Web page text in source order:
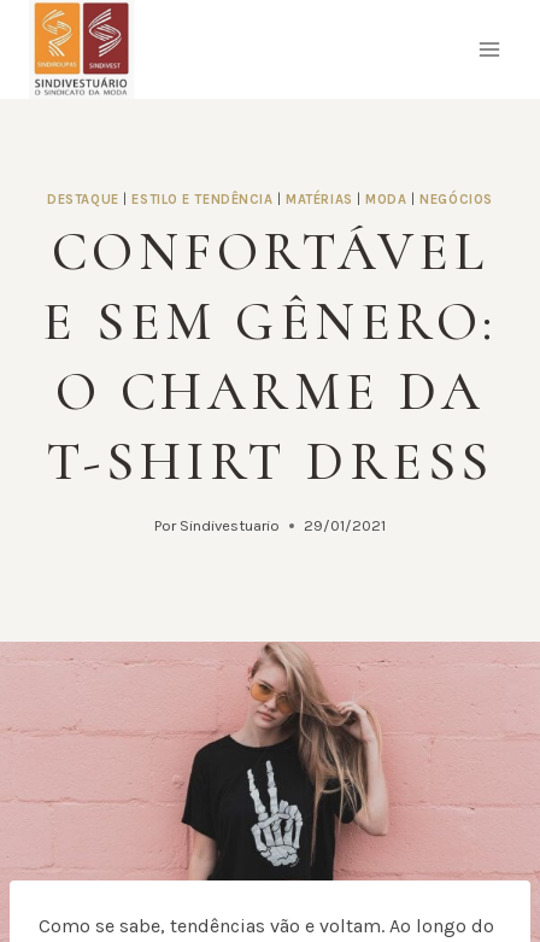
Pular
DESTAQUE |ESTILO E TENDÊNCIA |MATÉRIAS |MODA |NEGÓCIOS
CONFORTÁVEL
E SEM GÊNERO:
O CHARME DA
T-SHIRT DRESS
Por Sindivestuario 29/01/2021
Como se sabe, tendências vão e voltam. Ao longo do